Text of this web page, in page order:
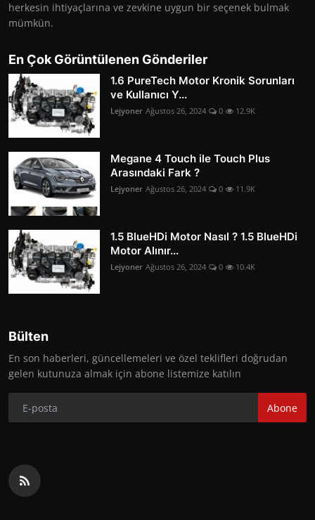
herkesin ihtiyaçlarına ve zevkine uygun bir seçenek bulmak
mümkün.
En Çok Görüntülenen Gönderiler
1.6 PureTech Motor Kronik Sorunları
ve Kullanıcı Y...
Lejyoner Ağustos 26, 2024 0 12.9K
Megane 4 Touch ile Touch Plus
Arasındaki Fark ?
Lejyoner Ağustos 26, 2024 0 11.9K
1.5 BlueHDi Motor Nasıl ? 1.5 BlueHDi
Motor Alınır...
Lejyoner Ağustos 26, 2024 0 10.4K
Bülten
En son haberleri, güncellemeleri ve özel teklifleri doğrudan
gelen kutunuza almak için abone listemize katılın
Abone